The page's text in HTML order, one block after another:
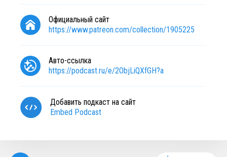
Официальный сайт
https://www.patreon.com/collection/1905225
Авто-ссылка
https://podcast.ru/e/2ObjLiQXfGH?a
Добавить подкаст на сайт
Embed Podcast